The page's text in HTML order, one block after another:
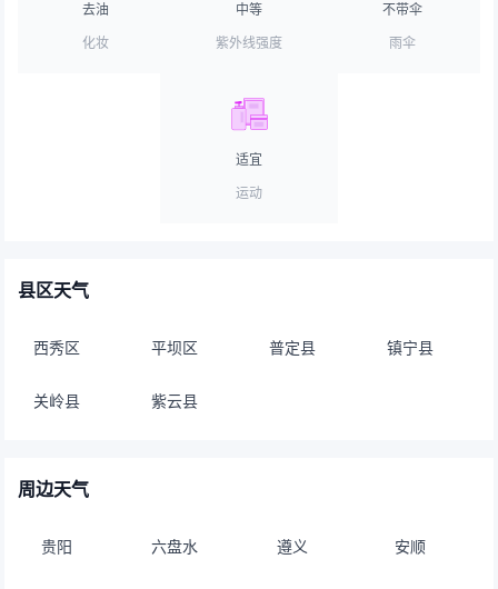
去油
化妆
中等
紫外线强度
不带伞
雨伞
适宜
运动
县区天气
西秀区 平坝区 普定县 镇宁县
关岭县 紫云县
周边天气
贵阳 六盘水 遵义 安顺